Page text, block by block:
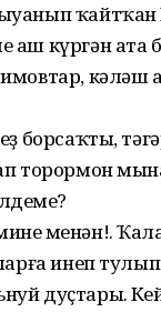
ҡайтҡан
күргән ата
кәләш
борсаҡты,
торормон
менән!.
инеп
дуҫтарың.